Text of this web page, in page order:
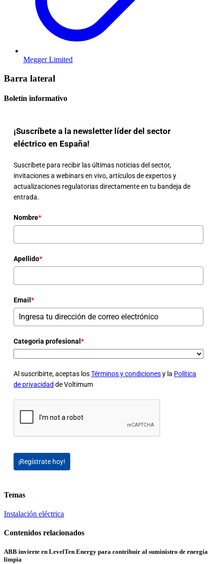
Megger Limited
Barra lateral
Boletín informativo
¡Suscríbete a la newsletter líder del sector
eléctrico en España!
Suscríbete para recibir las últimas noticias del sector,
invitaciones a webinars en vivo, artículos de expertos y
actualizaciones regulatorias directamente en tu bandeja de
entrada.
Nombre*
Apellido*
Email *
Categoria profesional *
Al suscribirte, aceptas losTérminos y condicionesy la Política
de privacidad de Voltimum
¡Regístrate hoy!
Temas
Instalación eléctrica
Contenidos relacionados
ABB invierte en LevelTen Energy para contribuir al suministro de energía
limpia